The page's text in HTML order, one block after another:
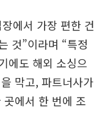
에서 가장 편한 건
것”이라며 “특정
에도 해외 소싱으
막고, 파트너사가
에서 한 번에 조